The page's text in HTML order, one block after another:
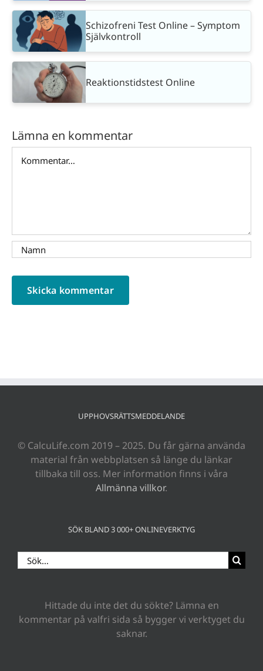
Schizofreni Test Online – Symptom
Självkontroll
Reaktionstidstest Online
Lämna en kommentar
UPPHOVSRÄTTSMEDDELANDE
© CalcuLife.com 2019 – 2025. Du får gärna använda
material från webbplatsen så länge du länkar
tillbaka till oss. Mer information finns i våra
Allmänna villkor.
SÖK BLAND 3 000+ ONLINEVERKTYG
Sök
efter:
Hittade du inte det du sökte? Lämna en
kommentar på valfri sida så bygger vi verktyget du
saknar.